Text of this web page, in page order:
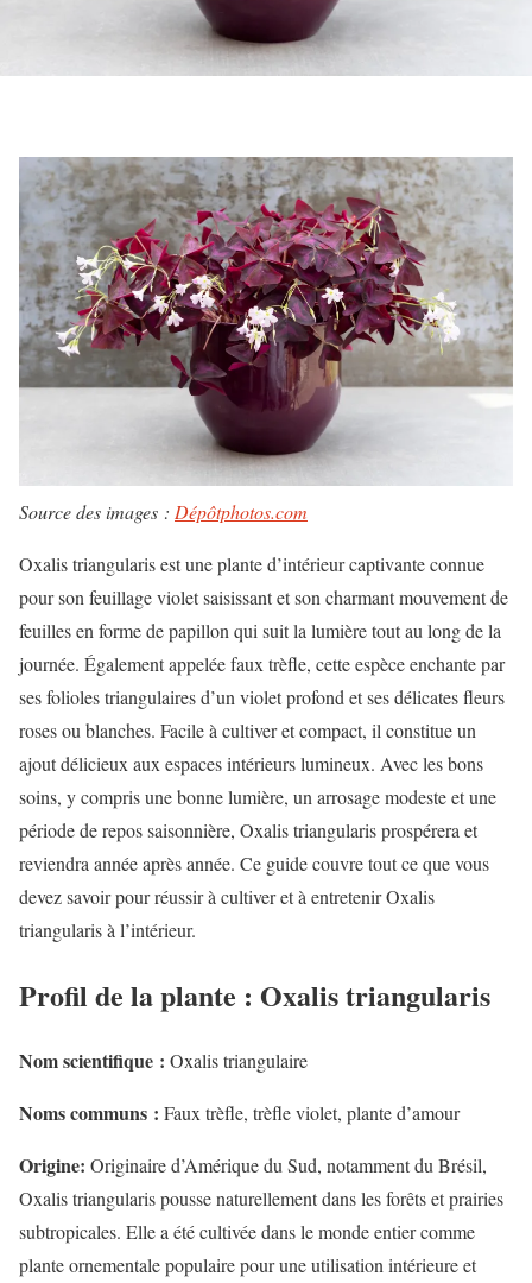
Source des images : Dépôtphotos.com
Oxalis triangularis est une plante d’intérieur captivante connue
pour son feuillage violet saisissant et son charmant mouvement de
feuilles en forme de papillon qui suit la lumière tout au long de la
journée. Également appelée faux trèfle, cette espèce enchante par
ses folioles triangulaires d’un violet profond et ses délicates fleurs
roses ou blanches. Facile à cultiver et compact, il constitue un
ajout délicieux aux espaces intérieurs lumineux. Avec les bons
soins, y compris une bonne lumière, un arrosage modeste et une
période de repos saisonnière, Oxalis triangularis prospérera et
reviendra année après année. Ce guide couvre tout ce que vous
devez savoir pour réussir à cultiver et à entretenir Oxalis
triangularis à l’intérieur.
Profil de la plante : Oxalis triangularis
Nom scientifique : Oxalis triangulaire
Noms communs : Faux trèfle, trèfle violet, plante d’amour
Origine: Originaire d’Amérique du Sud, notamment du Brésil,
Oxalis triangularis pousse naturellement dans les forêts et prairies
subtropicales. Elle a été cultivée dans le monde entier comme
plante ornementale populaire pour une utilisation intérieure et